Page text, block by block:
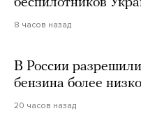
8 часов назад
В России
бензина более
20 часов назад